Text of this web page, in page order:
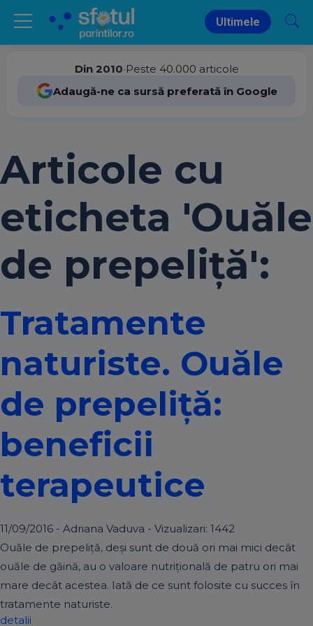
Ultimele
Din 2010•Peste 40.000 articole
Adaugă-ne ca sursă preferată în Google
Articole cu
eticheta 'Ouăle
de prepeliţă':
Tratamente
naturiste. Ouăle
de prepeliţă:
beneficii
terapeutice
11/09/2016 - Adriana Vaduva - Vizualizari: 1442
Ouăle de prepeliţă, deşi sunt de două ori mai mici decât
ouăle de găină, au o valoare nutriţională de patru ori mai
mare decât acestea. Iată de ce sunt folosite cu succes în
tratamente naturiste.
detalii